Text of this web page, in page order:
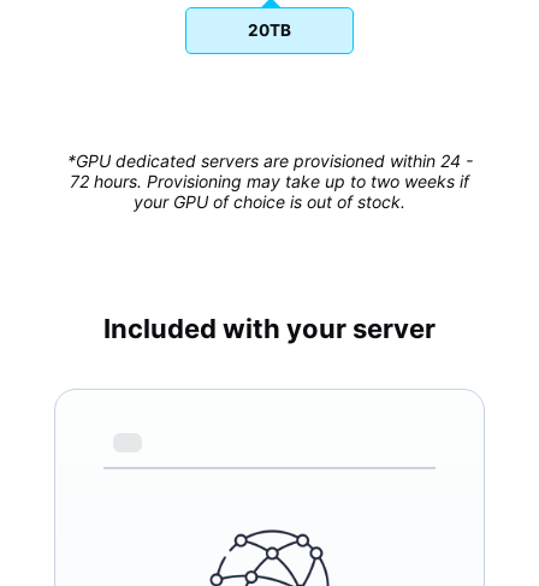
20TB
*GPU dedicated servers are provisioned within 24 -
72 hours. Provisioning may take up to two weeks if
your GPU of choice is out of stock.
Included with your server